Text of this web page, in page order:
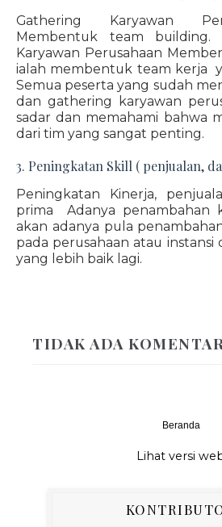
Gathering Karyawan
Membentuk team building.
Karyawan Perusahaan
ialah membentuk team kerja
Semua peserta yang sudah
dan gathering karyawan
sadar dan memahami bahwa
dari tim yang sangat penting.
3. Peningkatan Skill ( penjualan,
Peningkatan Kinerja,
prima Adanya penambahan
akan adanya pula
pada perusahaan atau instansi
yang lebih baik lagi.
TIDAK ADA
Beranda
Lihat versi